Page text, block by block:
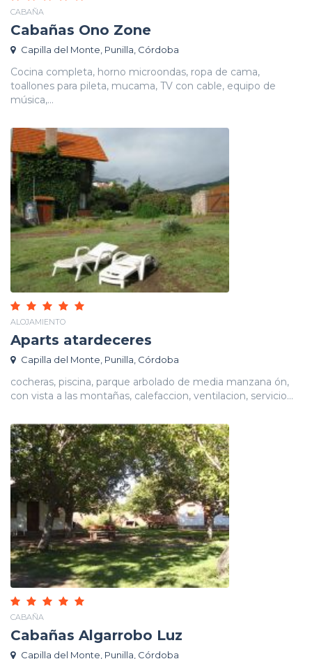
CABAÑA
Cabañas Ono Zone
Capilla del Monte, Punilla, Córdoba
Cocina completa, horno microondas, ropa de cama,
toallones para pileta, mucama, TV con cable, equipo de
música,...
ALOJAMIENTO
Aparts atardeceres
Capilla del Monte, Punilla, Córdoba
cocheras, piscina, parque arbolado de media manzana ón,
con vista a las montañas, calefaccion, ventilacion, servicio...
CABAÑA
Cabañas Algarrobo Luz
Capilla del Monte, Punilla, Córdoba